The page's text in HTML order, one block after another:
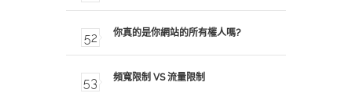
你真的是你網站的所有權人嗎?
頻寬限制 VS 流量限制